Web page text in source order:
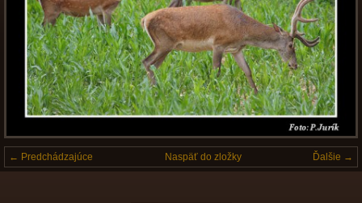
← Predchádzajúce Ďalšie →
Naspäť do zložky